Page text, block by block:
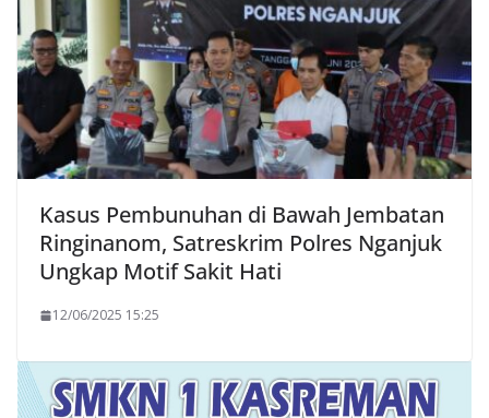
Kasus Pembunuhan di Bawah Jembatan
Ringinanom, Satreskrim Polres Nganjuk
Ungkap Motif Sakit Hati
12/06/2025 15:25